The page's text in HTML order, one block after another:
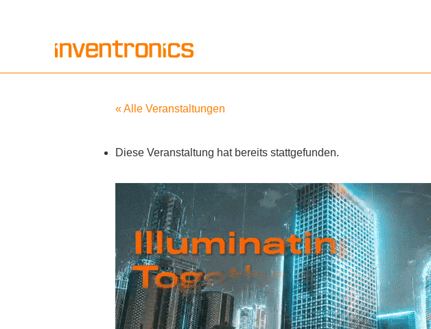
« Alle Veranstaltungen
Diese Veranstaltung hat bereits stattgefunden.